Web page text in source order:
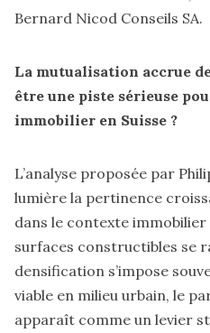
Bernard Nicod Conseils SA.
La mutualisation accrue
être une piste sérieuse
immobilier en Suisse ?
L’analyse proposée par
lumière la pertinence
dans le contexte immobilier
surfaces constructibles se
densification s’impose
viable en milieu urbain, le
apparaît comme un levier